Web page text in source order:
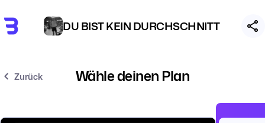
DU BIST KEIN DURCHSCHNITT
Zurück Wähle deinen Plan